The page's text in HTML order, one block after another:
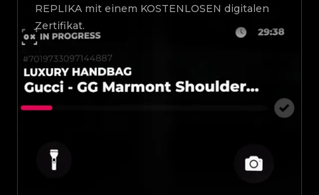
REPLIKA mit einem KOSTENLOSEN digitalen
Zertifikat.